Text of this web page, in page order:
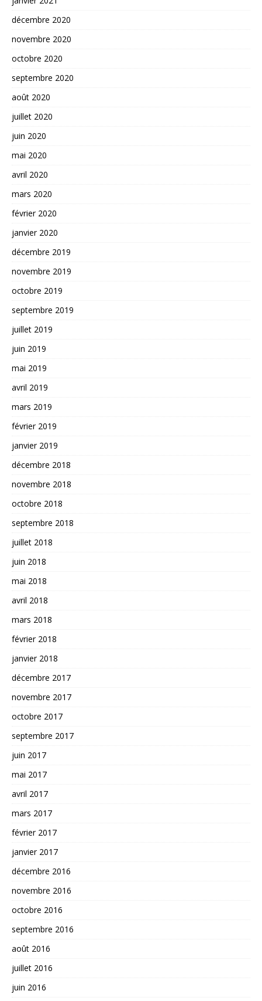
décembre 2020
novembre 2020
octobre 2020
septembre 2020
août 2020
juillet 2020
juin 2020
mai 2020
avril 2020
mars 2020
février 2020
janvier 2020
décembre 2019
novembre 2019
octobre 2019
septembre 2019
juillet 2019
juin 2019
mai 2019
avril 2019
mars 2019
février 2019
janvier 2019
décembre 2018
novembre 2018
octobre 2018
septembre 2018
juillet 2018
juin 2018
mai 2018
avril 2018
mars 2018
février 2018
janvier 2018
décembre 2017
novembre 2017
octobre 2017
septembre 2017
juin 2017
mai 2017
avril 2017
mars 2017
février 2017
janvier 2017
décembre 2016
novembre 2016
octobre 2016
septembre 2016
août 2016
juillet 2016
juin 2016